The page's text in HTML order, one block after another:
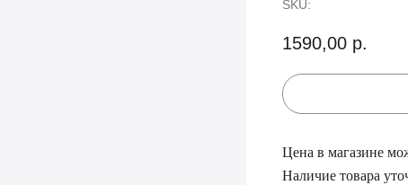
SKU:
1590,00 р.
Цена в магазине
Наличие товара